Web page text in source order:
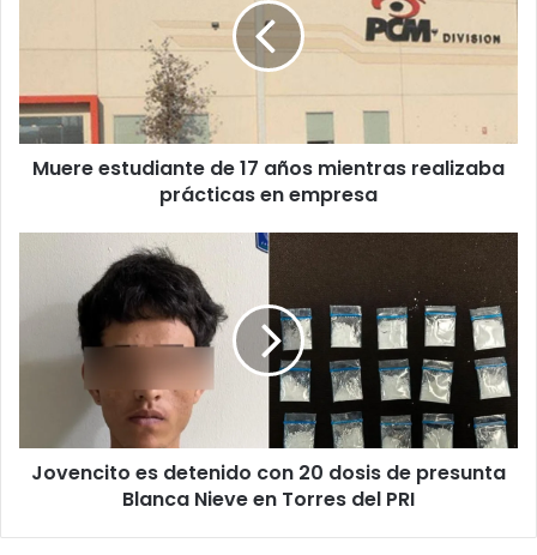
realizaba
prácticas
en
empresa
Muere estudiante de 17 años mientras realizaba
prácticas en empresa
detenido
presunta
Blanca
Nieve
Jovencito es detenido con 20 dosis de presunta
Blanca Nieve en Torres del PRI